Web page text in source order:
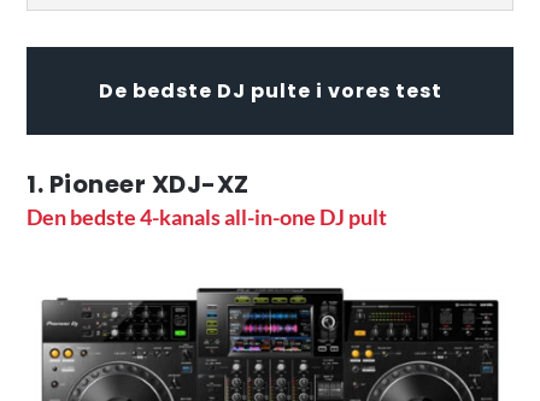
De bedste DJ pulte i vores test
1. Pioneer XDJ-XZ
Den bedste 4-kanals all-in-one DJ pult